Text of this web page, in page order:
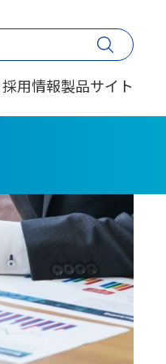
採用情報製品サイト
印刷する